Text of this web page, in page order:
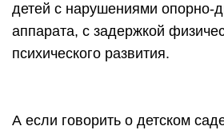
детей с нарушениями опорно-
аппарата, с задержкой
психического развития.
А если говорить о детском